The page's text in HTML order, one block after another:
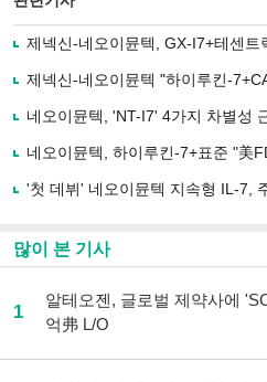
로
기
사
유
기
제넥신-네오이뮨텍, GX-I7+테센트
제넥신-네오이뮨텍 "하이루킨-
네오이뮨텍, 'NT-I7' 4가지 차별성
네오이뮨텍, 하이루킨-7+표준 "美
'첫 데뷔' 네오이뮨텍 지속형 IL-7,
많이 본 기사
1
알테오젠, 글로벌 제약사에
억弗 L/O